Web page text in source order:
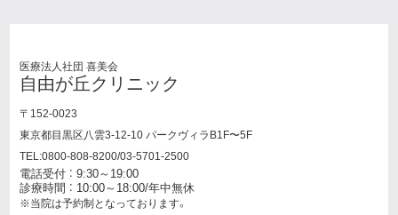
医療法人社団 喜美会
自由が丘クリニック
〒152-0023
東京都目黒区八雲3-12-10 パークヴィラB1F〜5F
TEL:0800-808-8200/03-5701-2500
電話受付 ： 9:30～19:00
診療時間 ： 10:00～18:00/年中無休
※当院は予約制となっております。